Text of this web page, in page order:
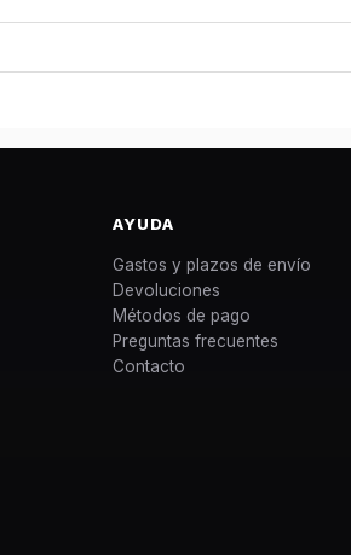
AYUDA
Gastos y plazos de envío
Devoluciones
Métodos de pago
Preguntas frecuentes
Contacto